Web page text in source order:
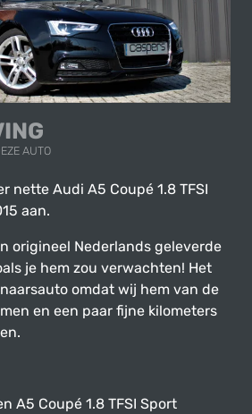
AUTO
nette Audi A5 Coupé 1.8 TFSI
aan.
origineel Nederlands geleverde
je hem zou verwachten! Het
omdat wij hem van de
en een paar fijne kilometers
A5 Coupé 1.8 TFSI Sport